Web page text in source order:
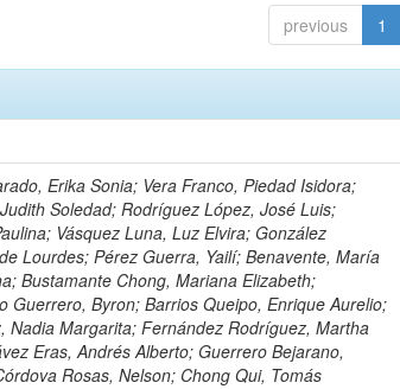
previous 1
Erika Sonia; Vera Franco, Piedad Isidora;
Soledad; Rodríguez López, José Luis;
Vásquez Luna, Luz Elvira; González
Lourdes; Pérez Guerra, Yailí; Benavente, María
Bustamante Chong, Mariana Elizabeth;
Guerrero, Byron; Barrios Queipo, Enrique Aurelio;
Nadia Margarita; Fernández Rodríguez, Martha
Eras, Andrés Alberto; Guerrero Bejarano,
Rosas, Nelson; Chong Qui, Tomás